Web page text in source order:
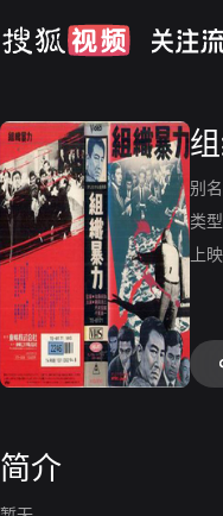
别名
类型
上映
简介